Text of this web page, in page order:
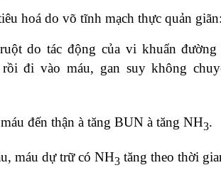
hoá do võ tĩnh mạch thực quản
do tác động của vi khuẩn đường
rồi đi vào máu, gan suy không
đến thận à tăng BUN à tăng NH3.
máu dự trữ có NH3 tăng theo thời